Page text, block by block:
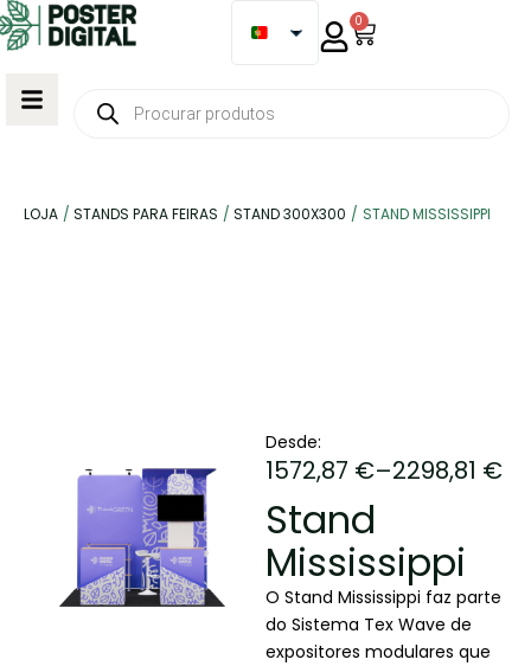
0
LOJA / STANDS PARA FEIRAS / STAND 300X300 / STAND MISSISSIPPI
Desde:
1572,87 €–2298,81 €
Stand
Mississippi
O Stand Mississippi faz parte
do Sistema Tex Wave de
expositores modulares que